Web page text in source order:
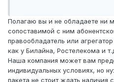
Полагаю вы и не обладаете ни
сопоставимой с ним
правообладатель или
как у Билайна, Ростелекома и
Наша компания может вам
индивидуальных условиях, но
пакета не стоит ждать наличия